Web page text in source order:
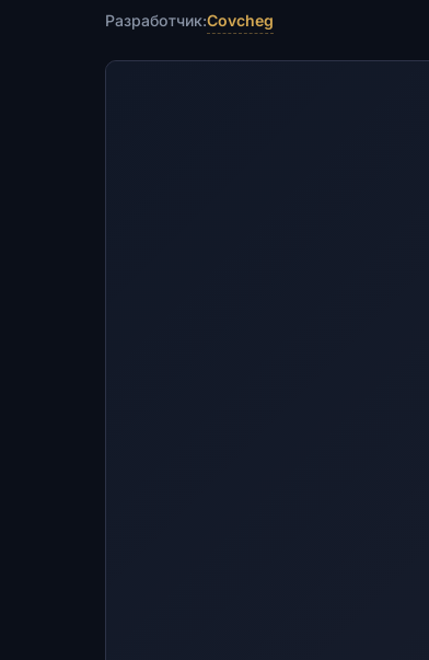
Разработчик:Covcheg